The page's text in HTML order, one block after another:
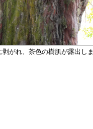
剥がれ、茶色の樹肌が露出し